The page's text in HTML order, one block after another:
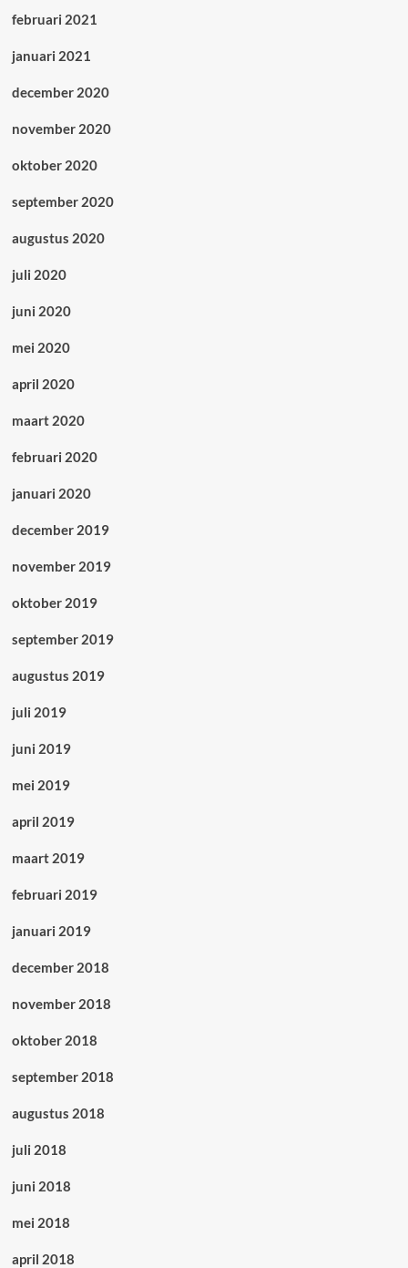
februari 2021
januari 2021
december 2020
november 2020
oktober 2020
september 2020
augustus 2020
juli 2020
juni 2020
mei 2020
april 2020
maart 2020
februari 2020
januari 2020
december 2019
november 2019
oktober 2019
september 2019
augustus 2019
juli 2019
juni 2019
mei 2019
april 2019
maart 2019
februari 2019
januari 2019
december 2018
november 2018
oktober 2018
september 2018
augustus 2018
juli 2018
juni 2018
mei 2018
april 2018